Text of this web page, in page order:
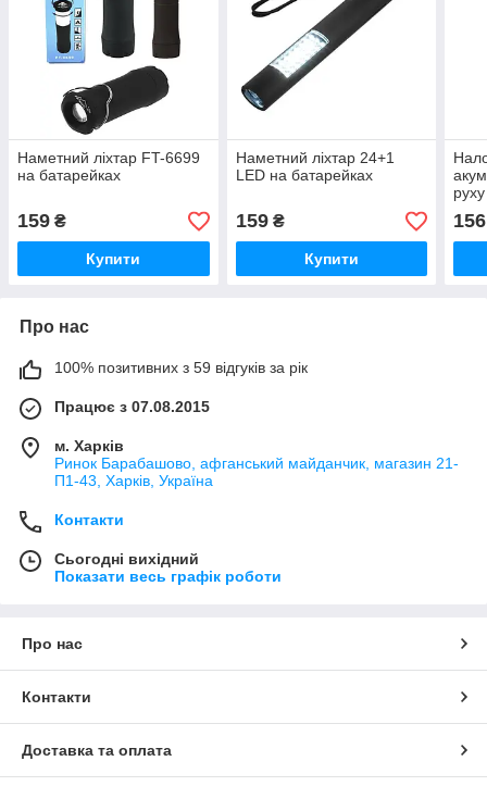
Наметний ліхтар FT-6699
на батарейках
159 ₴
Купити
Наметний ліхтар 24+1
LED на батарейках
159₴
Купити
156
Про нас
100% позитивних з 59 відгуків за рік
Працює з 07.08.2015
м. Харків
Ринок Барабашово, афганський майданчик, магазин 21-
П1-43, Харків, Україна
Контакти
Сьогодні вихідний
Показати весь графік роботи
Про нас
Контакти
Доставка та оплата